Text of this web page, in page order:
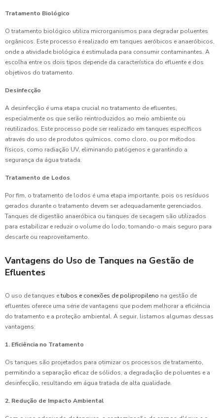
Tratamento Biológico
O tratamento biológico utiliza microrganismos para degradar poluentes
orgânicos. Este processo é realizado em tanques aeróbicos e anaeróbicos,
onde a atividade biológica é estimulada para consumir contaminantes. A
escolha entre os dois tipos depende da característica do efluente e dos
objetivos do tratamento.
Desinfecção
A desinfecção é uma etapa crucial no tratamento de efluentes,
especialmente os que serão reintroduzidos ao meio ambiente ou
reutilizados. Este processo pode ser realizado em tanques específicos
através do uso de produtos químicos, como cloro, ou por métodos
físicos, como radiação UV, eliminando patógenos e garantindo a
segurança da água tratada.
Tratamento de Lodos
Por fim, o tratamento de lodos é uma etapa importante, pois os resíduos
gerados durante o tratamento devem ser adequadamente gerenciados.
Tanques de digestão anaeróbica ou tanques de secagem são utilizados
para estabilizar e reduzir o volume do lodo, tornando-o mais seguro para
descarte ou reaproveitamento.
Vantagens do Uso de Tanques na Gestão de
Efluentes
O uso de tanques etubos e conexões de polipropileno na gestão de
efluentes oferece uma série de vantagens que podem melhorar a eficiência
do tratamento e a proteção ambiental. A seguir, listamos algumas dessas
vantagens:
1. Eficiência no Tratamento
Os tanques são projetados para otimizar os processos de tratamento,
permitindo a separação eficaz de sólidos, a degradação de poluentes e a
desinfecção, resultando em água tratada de alta qualidade.
2. Redução de Impacto Ambiental